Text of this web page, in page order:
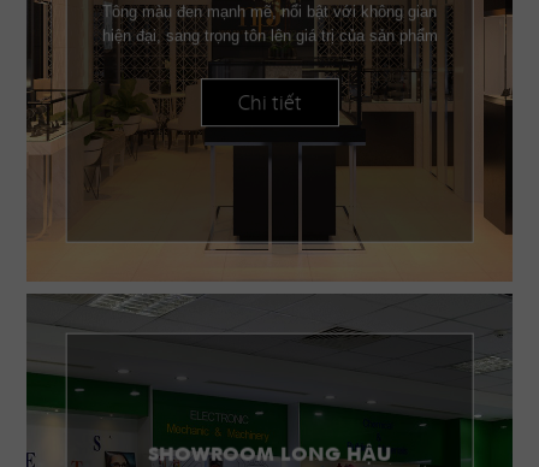
Tông màu đen mạnh mẽ, nổi bật với không gian
hiện đại, sang trọng tôn lên giá trị của sản phẩm
Chi tiết
SHOWROOM LONG HẬU